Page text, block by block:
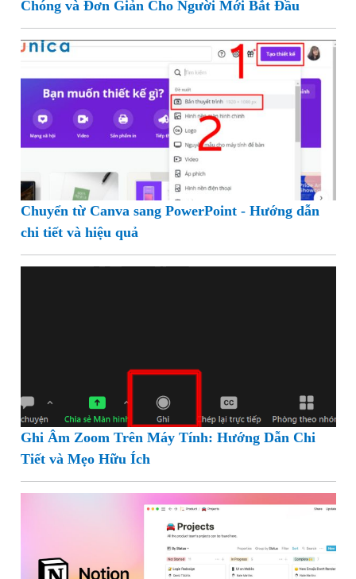
Chóng và Đơn Giản Cho Người Mới Bắt Đầu
Chuyển từ Canva sang PowerPoint - Hướng dẫn
chi tiết và hiệu quả
Ghi Âm Zoom Trên Máy Tính: Hướng Dẫn Chi
Tiết và Mẹo Hữu Ích